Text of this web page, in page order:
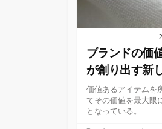
ブランドの価
が創り出す新
価値あるアイテムを
てその価値を最大限
となっている。